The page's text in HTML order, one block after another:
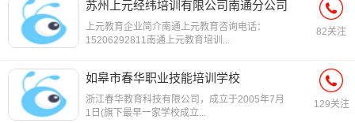
苏州上元经纬培训有限公司南通分公司
上元教育企业简介南通上元教育咨询电话：
15206292811南通上元教育培训...
82关注
如皋市春华职业技能培训学校
浙江春华教育科技有限公司，成立于2005年7月
1日(旗下最早一家学校成立...
129关注